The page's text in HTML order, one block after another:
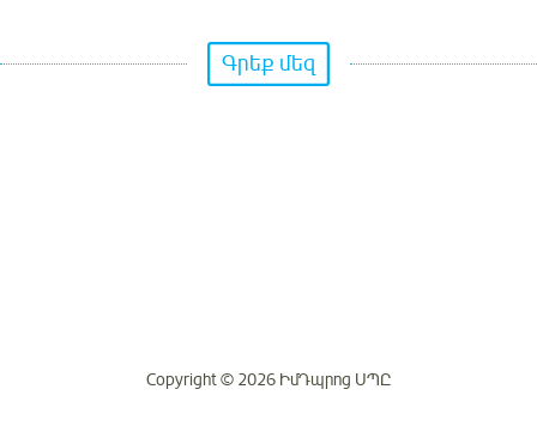
Գրեք մեզ
Copyright © 2026 ԻմԴպրոց ՍՊԸ